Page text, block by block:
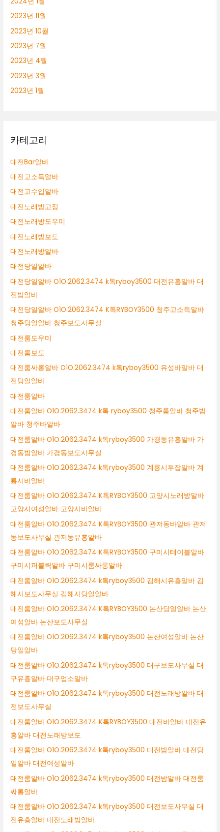
2023년 11월
2023년 10월
2023년 7월
2023년 4월
2023년 3월
2023년 1월
카테고리
대전Bar알바
대전고소득알바
대전고수입알바
대전노래방고정
대전노래방도우미
대전노래방보도
대전노래방알바
대전당일알바
대전당일알바 O1O.2062.3474 k톡ryboy3500 대전유흥알바 대
전밤알바
대전당일알바 O1O.2062.3474 K톡RYBOY3500 청주고소득알바
청주당일알바 청주보도사무실
대전룸도우미
대전룸보도
대전룸싸롱알바 O1O.2062.3474 k톡ryboy3500 유성바알바 대
전당일알바
대전룸알바
대전룸알바 O1O.2062.3474 k톡 ryboy3500 청주룸알바 청주밤
알바 청주바알바
대전룸알바 O1O.2062.3474 k톡ryboy3500 가경동유흥알바 가
경동밤알바 가경동보도사무실
대전룸알바 O1O.2062.3474 k톡ryboy3500 계룡시투잡알바 계
룡시바알바
대전룸알바 O1O.2062.3474 K톡RYBOY3500 고양시노래방알바
고양시여성알바 고양시바알바
대전룸알바 O1O.2062.3474 K톡RYBOY3500 관저동바알바 관저
동보도사무실 관저동유흥알바
대전룸알바 O1O.2062.3474 K톡RYBOY3500 구미시테이블알바
구미시퍼블릭알바 구미시룸싸롱알바
대전룸알바 O1O.2062.3474 k톡ryboy3500 김해시유흥알바 김
해시보도사무실 김해시당일알바
대전룸알바 O1O.2062.3474 K톡RYBOY3500 논산당일알바 논산
여성알바 논산보도사무실
대전룸알바 O1O.2062.3474 k톡ryboy3500 논산여성알바 논산
당일알바
대전룸알바 O1O.2062.3474 k톡ryboy3500 대구보도사무실 대
구유흥알바 대구업소알바
대전룸알바 O1O.2062.3474 k톡ryboy3500 대전노래방알바 대
전보도사무실
대전룸알바 O1O.2062.3474 K톡RYBOY3500 대전바알바 대전유
흥알바 대전노래방보도
대전룸알바 O1O.2062.3474 k톡ryboy3500 대전밤알바 대전당
일알바 대전여성알바
대전룸알바 O1O.2062.3474 k톡ryboy3500 대전밤알바 대전룸
싸롱알바
대전룸알바 O1O.2062.3474 k톡ryboy3500 대전보도사무실 대
전유흥알바 대전노래방알바